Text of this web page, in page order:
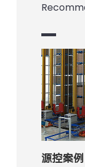
源控案